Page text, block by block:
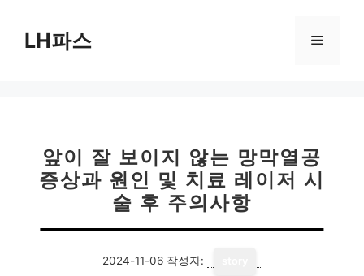
LH파스 메
앞이 잘 보이지 않는 망막열공
증상과 원인 및 치료 레이저 시
술 후 주의사항
2024-11-06 작성자: